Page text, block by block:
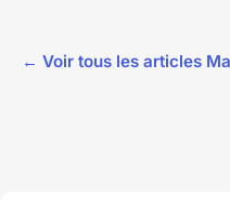
← Voir tous les articles